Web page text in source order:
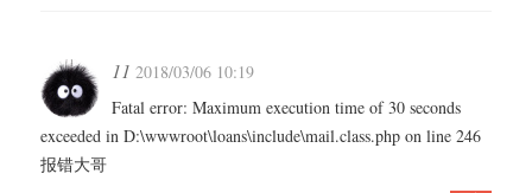
11 2018/03/06 10:19
Fatal error: Maximum execution time of 30 seconds
exceeded in D:\wwwroot\loans\include\mail.class.php on line 246
报错大哥